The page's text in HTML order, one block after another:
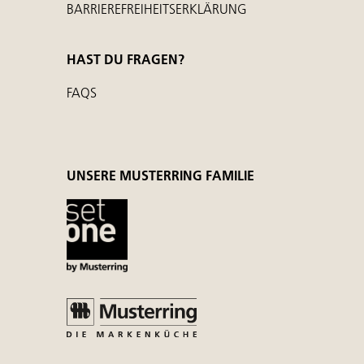
BARRIEREFREIHEITSERKLÄRUNG
HAST DU FRAGEN?
FAQS
UNSERE MUSTERRING FAMILIE